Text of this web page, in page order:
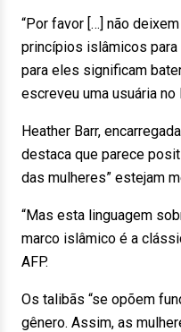
“Por favor […] não
princípios islâmicos para
para eles significam
escreveu uma usuária no
Heather Barr,
destaca que parece
das mulheres” estejam
“Mas esta linguagem
marco islâmico é a
AFP.
Os talibãs “se opõem
gênero. Assim, as